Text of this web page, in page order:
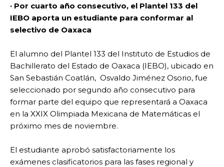
· Por cuarto año consecutivo, el Plantel 133 del
IEBO aporta un estudiante para conformar al
selectivo de Oaxaca
El alumno del Plantel 133 del Instituto de Estudios de
Bachillerato del Estado de Oaxaca (IEBO), ubicado en
San Sebastián Coatlán, Osvaldo Jiménez Osorio, fue
seleccionado por segundo año consecutivo para
formar parte del equipo que representará a Oaxaca
en la XXIX Olimpiada Mexicana de Matemáticas el
próximo mes de noviembre.
El estudiante aprobó satisfactoriamente los
exámenes clasificatorios para las fases regional y